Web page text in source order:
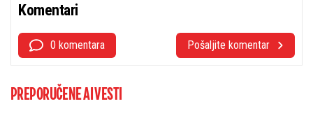
Komentari
0 komentara Pošaljite komentar
PREPORUČENE AI VESTI